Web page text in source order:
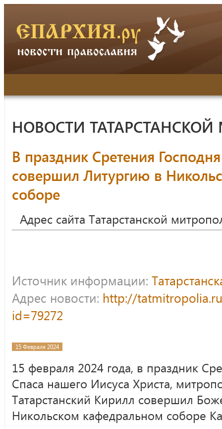
НОВОСТИ
В праздник Сретения
совершил Литургию в
соборе
Адрес сайта Татарстанской
Источник информации:
Адрес новости: http://
id=79272
15 Февраля 2024
15 февраля 2024 года, в праздник
Спаса нашего Иисуса Христа,
Татарстанский Кирилл совершил
Никольском кафедральном соборе